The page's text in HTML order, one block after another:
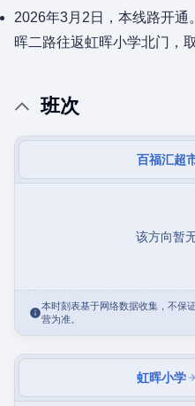
2026年3月2日，本线路开
晖二路往返虹晖小学北门，
班次
百福汇超
该方向暂
本时刻表基于网络数据收集，不保
营为准。
虹晖小学